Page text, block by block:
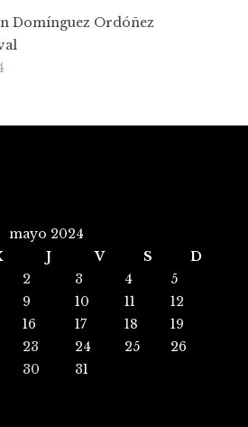
Domínguez Ordóñez
mayo 2024
J V S
D
2 3 4
5
9 10 11
12
16 17 18
19
23 24 25
26
30 31